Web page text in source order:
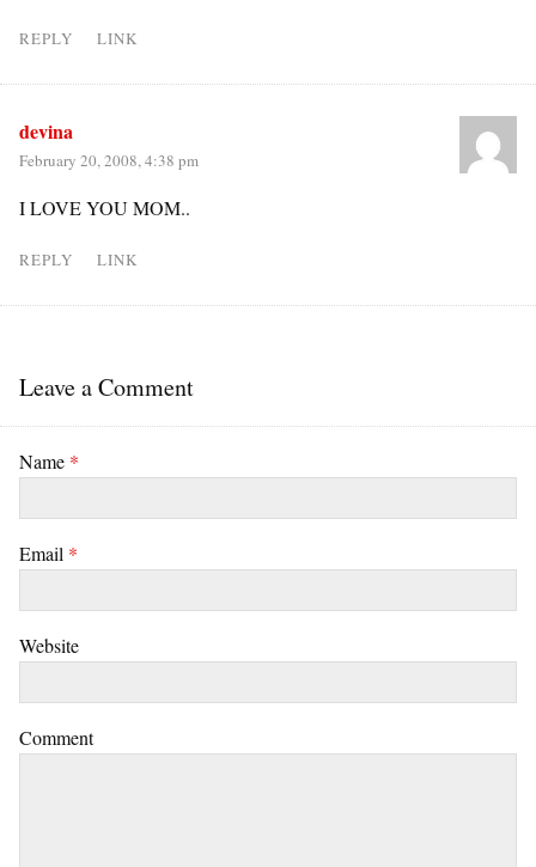
REPLY LINK
devina
February 20, 2008, 4:38 pm
I LOVE YOU MOM..
REPLY LINK
Leave a Comment
Name *
Email *
Website
Comment